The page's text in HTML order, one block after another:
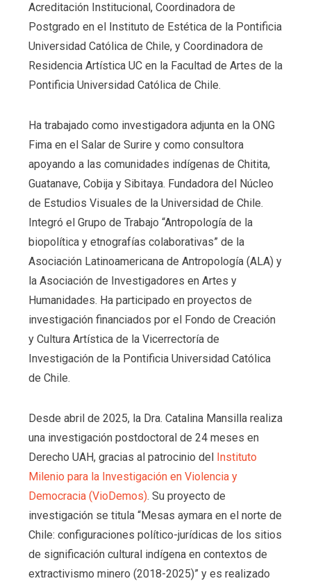
Acreditación Institucional, Coordinadora de
Postgrado en el Instituto de Estética de la Pontificia
Universidad Católica de Chile, y Coordinadora de
Residencia Artística UC en la Facultad de Artes de la
Pontificia Universidad Católica de Chile.
Ha trabajado como investigadora adjunta en la ONG
Fima en el Salar de Surire y como consultora
apoyando a las comunidades indígenas de Chitita,
Guatanave, Cobija y Sibitaya. Fundadora del Núcleo
de Estudios Visuales de la Universidad de Chile.
Integró el Grupo de Trabajo “Antropología de la
biopolítica y etnografías colaborativas” de la
Asociación Latinoamericana de Antropología (ALA) y
la Asociación de Investigadores en Artes y
Humanidades. Ha participado en proyectos de
investigación financiados por el Fondo de Creación
y Cultura Artística de la Vicerrectoría de
Investigación de la Pontificia Universidad Católica
de Chile.
Desde abril de 2025, la Dra. Catalina Mansilla realiza
una investigación postdoctoral de 24 meses en
Derecho UAH, gracias al patrocinio del Instituto
Milenio para la Investigación en Violencia y
Democracia (VioDemos). Su proyecto de
investigación se titula “Mesas aymara en el norte de
Chile: configuraciones político-jurídicas de los sitios
de significación cultural indígena en contextos de
extractivismo minero (2018-2025)” y es realizado